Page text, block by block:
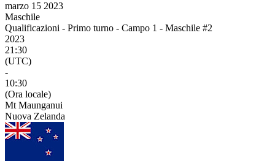
marzo 15 2023
Maschile
Qualificazioni - Primo turno - Campo 1 - Maschile #2
2023
21:30
(UTC)
-
10:30
(Ora locale)
Mt Maunganui
Nuova Zelanda